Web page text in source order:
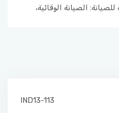
الصيانة الوقائية،
IND13-113